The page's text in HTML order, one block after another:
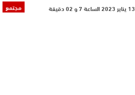
مجتمع 13 يناير 2023 الساعة 7 و 02 دقيقة